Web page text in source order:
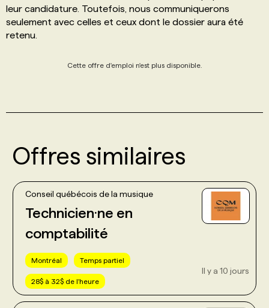
leur candidature. Toutefois, nous communiquerons
seulement avec celles et ceux dont le dossier aura été
retenu.
Cette offre d'emploi n'est plus disponible.
Offres similaires
Conseil québécois de la musique
Technicien·ne en
comptabilité
Montréal Temps partiel
28$ à 32$ de l'heure
Il y a 10 jours